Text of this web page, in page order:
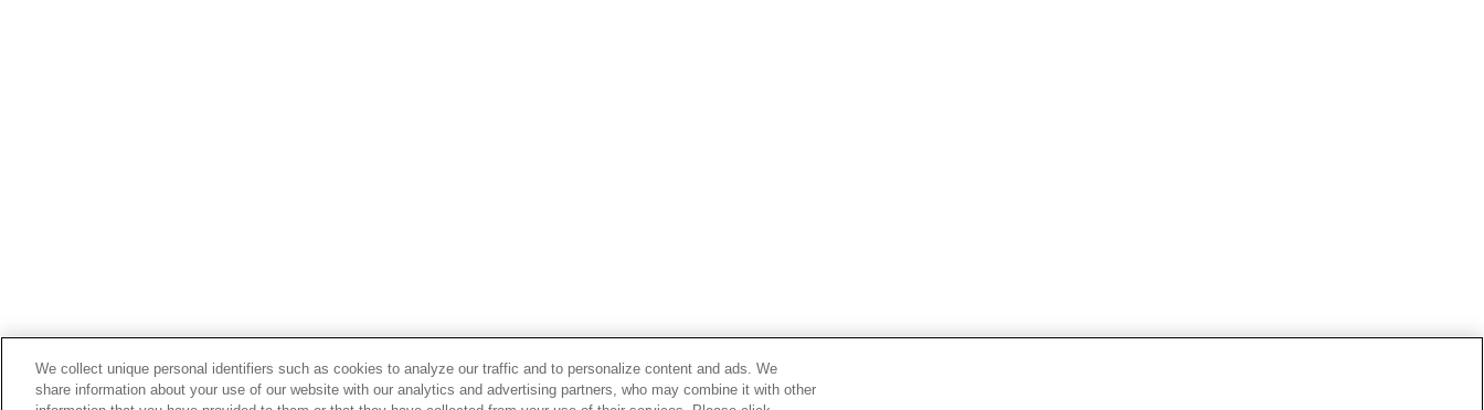
We collect unique personal identifiers such as cookies to analyze our traffic and to personalize content and ads. We
share information about your use of our website with our analytics and advertising partners, who may combine it with other